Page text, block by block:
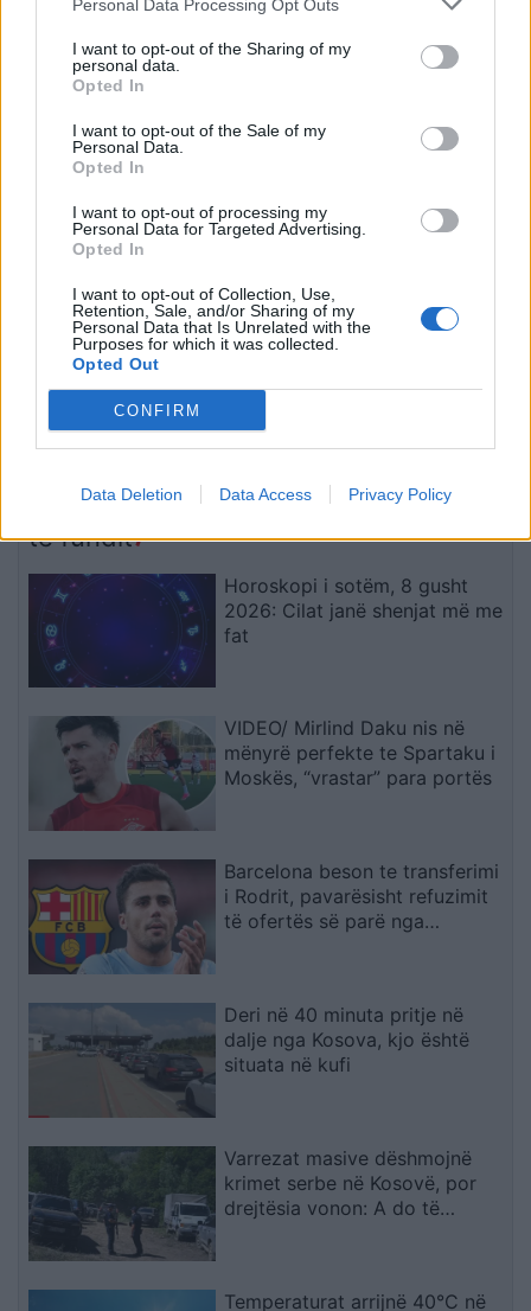
Personal Data Processing Opt Outs
I want to opt-out of the Sharing of my
personal data.
Opted In
I want to opt-out of the Sale of my
Personal Data.
Opted In
I want to opt-out of processing my
Personal Data for Targeted Advertising.
Opted In
I want to opt-out of Collection, Use,
Retention, Sale, and/or Sharing of my
Personal Data that Is Unrelated with the
Purposes for which it was collected.
Opted Out
CONFIRM
Data Deletion Data Access Privacy Policy
Kurti kundërshton
kërkesat e LDK-së: Asnjë
marrëveshje nuk mund të
zhbëjë vullnetin qytetar
Gramsh, tre zjarre nën
terrene të vështira
Koncerti i Kanye West
shkakton përplasje me
League në Kazakistan
Divjakë, banorët
Lushnjen
të fundit
Horoskopi i sotëm, 8 gusht
2026: Cilat janë shenjat më me
fat
VIDEO/ Mirlind Daku nis në
mënyrë perfekte te Spartaku i
Moskës, “vrastar” para portës
Barcelona beson te transferimi
i Rodrit, pavarësisht refuzimit
të ofertës së parë nga
Deri në 40 minuta pritje në
dalje nga Kosova, kjo është
situata në kufi
Varrezat masive dëshmojnë
krimet serbe në Kosovë, por
drejtësia vonon: A do të
Temperaturat arrijnë 40°C në